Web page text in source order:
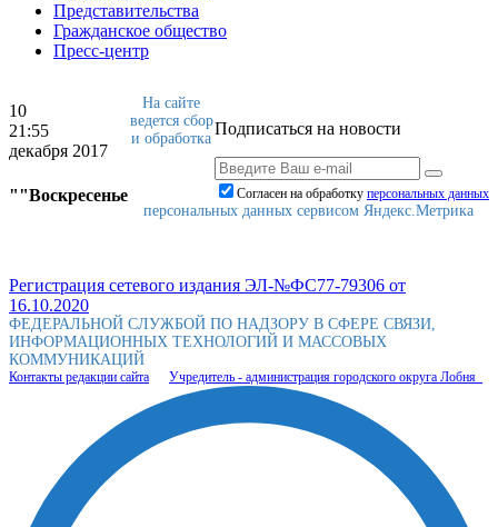
Представительства
Гражданское общество
Пресс-центр
10
21:55
декабря 2017
""Воскресенье
Подписаться на новости
Согласен на обработку персональныx данных
На сайте
ведется сбор
и обработка
персональных данных сервисом Яндекс.Метрика
Регистрация сетевого издания ЭЛ-№ФС77-79306 от
16.10.2020
ФЕДЕРАЛЬНОЙ СЛУЖБОЙ ПО НАДЗОРУ В СФЕРЕ СВЯЗИ,
ИНФОРМАЦИОННЫХ ТЕХНОЛОГИЙ И МАССОВЫХ
КОММУНИКАЦИЙ
Контакты редакции сайта Учредитель - администрация городского округа Лобня